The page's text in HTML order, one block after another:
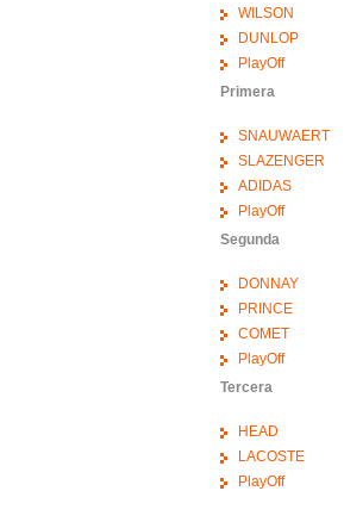
WILSON
DUNLOP
PlayOff
Primera
SNAUWAERT
SLAZENGER
ADIDAS
PlayOff
Segunda
DONNAY
PRINCE
COMET
PlayOff
Tercera
HEAD
LACOSTE
PlayOff